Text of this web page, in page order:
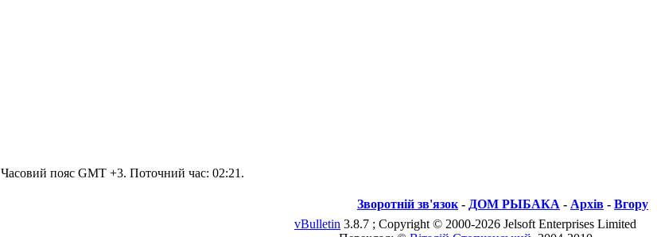
Часовий пояс GMT +3. Поточний час: 02:21 .
Зворотній зв'язок - ДОМ РЫБАКА - Архів - Вгору
vBulletin 3.8.7 ; Copyright © 2000-2026 Jelsoft Enterprises Limited